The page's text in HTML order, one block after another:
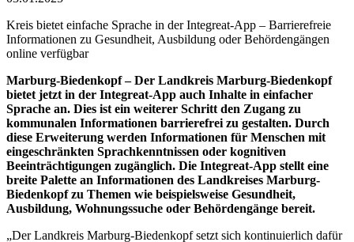
Kreis bietet einfache Sprache in der Integreat-App – Barrierefreie
Informationen zu Gesundheit, Ausbildung oder Behördengängen
online verfügbar
Marburg-Biedenkopf – Der Landkreis Marburg-Biedenkopf
bietet jetzt in der Integreat-App auch Inhalte in einfacher
Sprache an. Dies ist ein weiterer Schritt den Zugang zu
kommunalen Informationen barrierefrei zu gestalten. Durch
diese Erweiterung werden Informationen für Menschen mit
eingeschränkten Sprachkenntnissen oder kognitiven
Beeinträchtigungen zugänglich. Die Integreat-App stellt eine
breite Palette an Informationen des Landkreises Marburg-
Biedenkopf zu Themen wie beispielsweise Gesundheit,
Ausbildung, Wohnungssuche oder Behördengänge bereit.
„Der Landkreis Marburg-Biedenkopf setzt sich kontinuierlich dafür